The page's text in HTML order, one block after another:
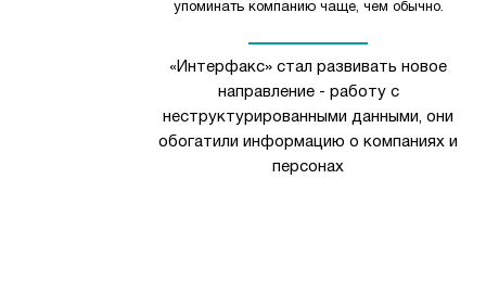
упоминать компанию чаще, чем обычно.
«Интерфакс» стал развивать новое
направление - работу с
неструктурированными данными, они
обогатили информацию о компаниях и
персонах